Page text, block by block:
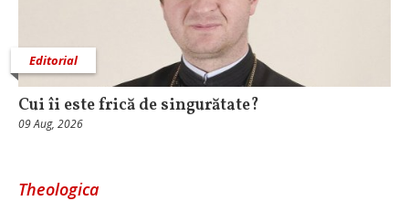
Editorial
Cui îi este frică de singurătate?
09 Aug, 2026
Theologica